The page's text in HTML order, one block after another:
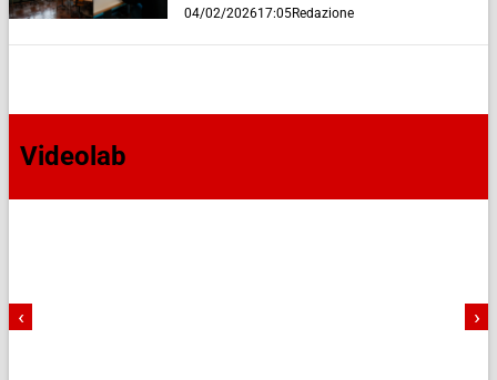
04/02/202617:05Redazione
Videolab
‹ ›